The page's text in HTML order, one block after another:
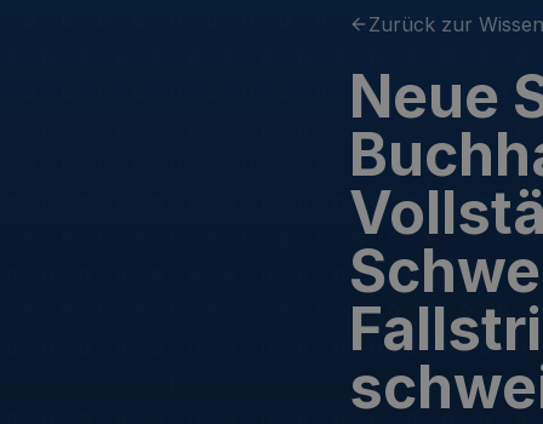
Zurück zur
Neue